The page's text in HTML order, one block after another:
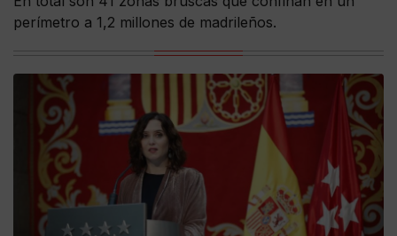
perímetro a 1,2 millones de madrileños.